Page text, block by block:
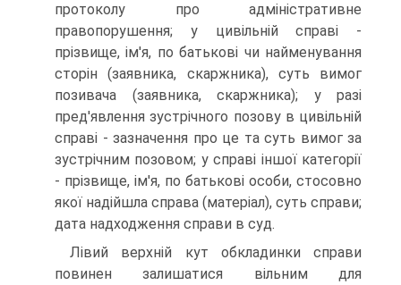
протоколу про адміністративне
правопорушення; у цивільній справі -
прізвище, ім'я, по батькові чи найменування
сторін (заявника, скаржника), суть вимог
позивача (заявника, скаржника); у разі
пред'явлення зустрічного позову в цивільній
справі - зазначення про це та суть вимог за
зустрічним позовом; у справі іншої категорії
- прізвище, ім'я, по батькові особи, стосовно
якої надійшла справа (матеріал), суть справи;
дата надходження справи в суд.
Лівий верхній кут обкладинки справи
повинен залишатися вільним для